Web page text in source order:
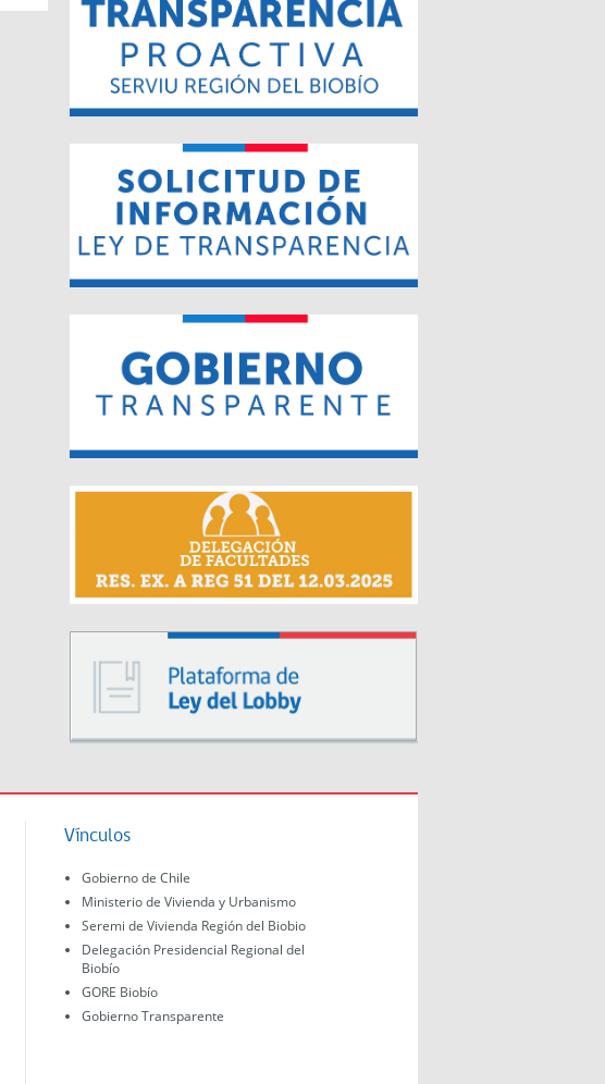
Vínculos
Gobierno de Chile
Ministerio de Vivienda y Urbanismo
Seremi de Vivienda Región del Biobio
Delegación Presidencial Regional del
Biobío
GORE Biobío
Gobierno Transparente